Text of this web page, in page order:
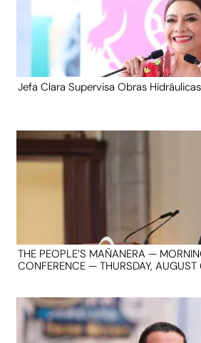
Jefa Clara Supervisa Obras
THE PEOPLE’S MAÑANERA —
CONFERENCE — THURSDAY,